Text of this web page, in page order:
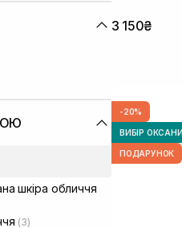
шкіра обличчя
(3)
3 150₴
-20%
ВИБІР ОКСАНИ
ПОДАРУНОК